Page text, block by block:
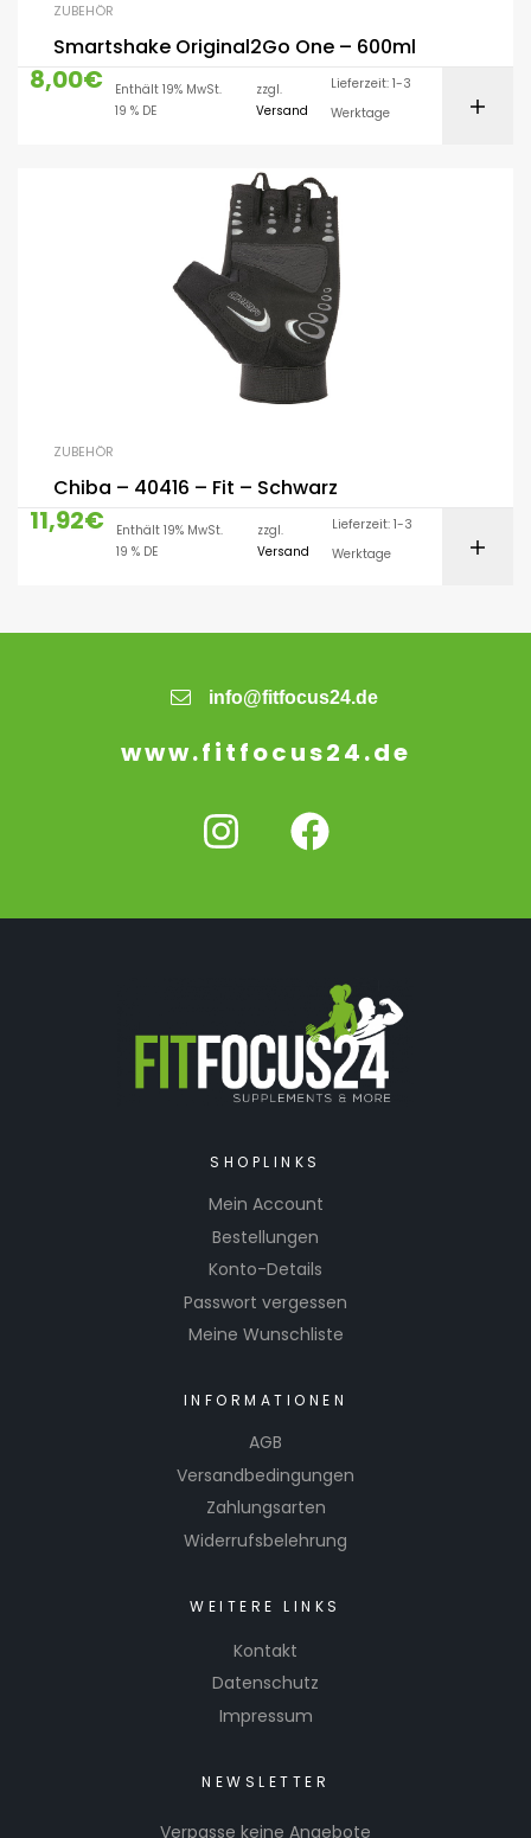
ZUBEHÖR
Smartshake Original2Go One – 600ml
8,00€
Enthält 19% MwSt.
19 % DE
zzgl.
Versand
Lieferzeit: 1-3
Werktage
ZUBEHÖR
Chiba – 40416 – Fit – Schwarz
11,92€
Enthält 19% MwSt.
19 % DE
zzgl.
Versand
Lieferzeit: 1-3
Werktage
info@fitfocus24.de
www.fitfocus24.de
SHOPLINKS
Mein Account
Bestellungen
Konto-Details
Passwort vergessen
Meine Wunschliste
INFORMATIONEN
AGB
Versandbedingungen
Zahlungsarten
Widerrufsbelehrung
WEITERE LINKS
Kontakt
Datenschutz
Impressum
NEWSLETTER
Verpasse keine Angebote